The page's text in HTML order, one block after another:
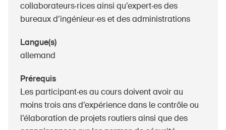
collaborateurs·rices ainsi qu’expert·es des
bureaux d’ingénieur·es et des administrations
Langue(s)
allemand
Prérequis
Les participant·es au cours doivent avoir au
moins trois ans d’expérience dans le contrôle ou
l’élaboration de projets routiers ainsi que des